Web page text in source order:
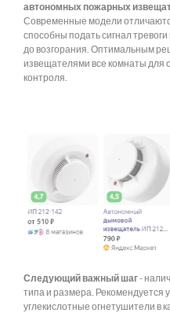
автономных пожарных
Современные модели
способны подать сигнал
до возгорания. Оптимальным
извещателями все комнаты для
контроля.
Следующий важный шаг-
типа и размера. Рекомендуется
углекислотные огнетушители в